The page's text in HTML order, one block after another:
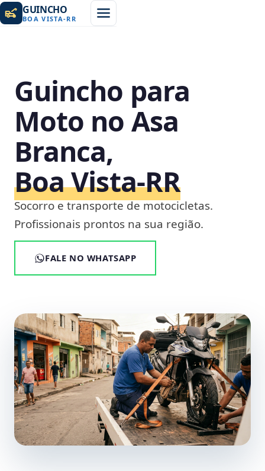
GUINCHO
BOA VISTA-RR
Guincho para
Moto no Asa
Branca,
Boa Vista‑RR
Socorro e transporte de motocicletas.
Profissionais prontos na sua região.
FALE NO WHATSAPP